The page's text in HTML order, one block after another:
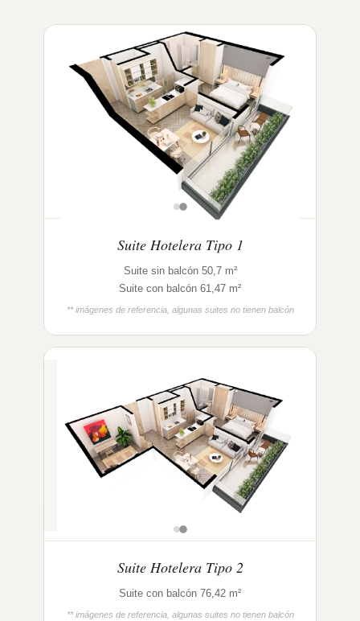
Suite Hotelera Tipo 1
Suite sin balcón 50,7 m²
Suite con balcón 61,47 m²
** imágenes de referencia, algunas suites no tienen balcón
Suite Hotelera Tipo 2
Suite con balcón 76,42 m²
** imágenes de referencia, algunas suites no tienen balcón